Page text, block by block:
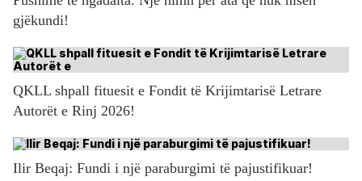
gjëkundi!
QKLL shpall fituesit e Fondit të Krijimtarisë Letrare
Autorët e Rinj 2026!
Ilir Beqaj: Fundi i një paraburgimi të pajustifikuar!